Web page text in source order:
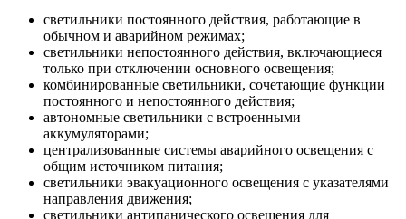
светильники постоянного действия, работающие в
обычном и аварийном режимах;
светильники непостоянного действия, включающиеся
только при отключении основного освещения;
комбинированные светильники, сочетающие функции
постоянного и непостоянного действия;
автономные светильники с встроенными
аккумуляторами;
централизованные системы аварийного освещения с
общим источником питания;
светильники эвакуационного освещения с указателями
направления движения;
светильники антипанического освещения для